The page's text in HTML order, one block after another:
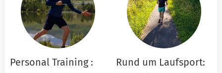
Personal Training : Rund um Laufsport: